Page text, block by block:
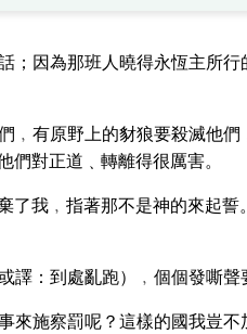
；因為那班人曉得永恆主所
﹐有原野上的豺狼要殺滅他
對正道﹑轉離得很厲害。
了我﹐指著那不是神的來起
譯：到處亂跑）﹐個個發嘶聲
來施察罰呢？這樣的國我豈不